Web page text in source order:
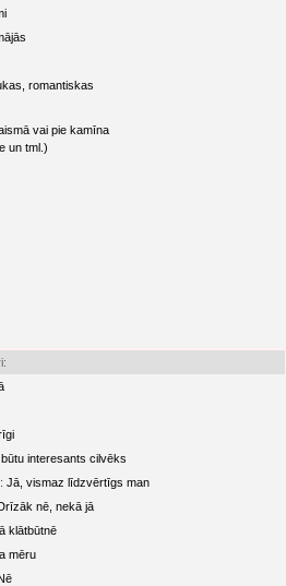
romantiskas
vai pie kamīna
un tml.)
interesants cilvēks
Jā, vismaz līdzvērtīgs man
nē, nekā jā
klātbūtnē
mēru